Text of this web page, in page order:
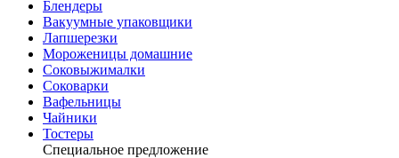
Блендеры
Вакуумные упаковщики
Лапшерезки
Мороженицы домашние
Соковыжималки
Соковарки
Вафельницы
Чайники
Тостеры
Специальное предложение